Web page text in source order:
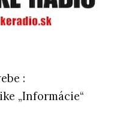
:
„Informácie“